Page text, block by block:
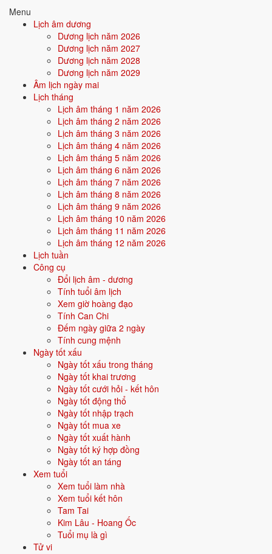
Menu
Lịch âm dương
Dương lịch năm 2026
Dương lịch năm 2027
Dương lịch năm 2028
Dương lịch năm 2029
Âm lịch ngày mai
Lịch tháng
Lịch âm tháng 1 năm 2026
Lịch âm tháng 2 năm 2026
Lịch âm tháng 3 năm 2026
Lịch âm tháng 4 năm 2026
Lịch âm tháng 5 năm 2026
Lịch âm tháng 6 năm 2026
Lịch âm tháng 7 năm 2026
Lịch âm tháng 8 năm 2026
Lịch âm tháng 9 năm 2026
Lịch âm tháng 10 năm 2026
Lịch âm tháng 11 năm 2026
Lịch âm tháng 12 năm 2026
Lịch tuần
Công cụ
Đổi lịch âm - dương
Tính tuổi âm lịch
Xem giờ hoàng đạo
Tính Can Chi
Đếm ngày giữa 2 ngày
Tính cung mệnh
Ngày tốt xấu
Ngày tốt xấu trong tháng
Ngày tốt khai trương
Ngày tốt cưới hỏi - kết hôn
Ngày tốt động thổ
Ngày tốt nhập trạch
Ngày tốt mua xe
Ngày tốt xuất hành
Ngày tốt ký hợp đồng
Ngày tốt an táng
Xem tuổi
Xem tuổi làm nhà
Xem tuổi kết hôn
Tam Tai
Kim Lâu - Hoang Ốc
Tuổi mụ là gì
Tử vi
Điểm mạnh:Quyết đoán, có khả năng dẫn dắt, biết cách áp đặt
và đạt mục tiêu.
Điểm cần lưu ý:Dễ va chạm, đối lập với hoàn cảnh, cần học
cách hòa hợp.
Bối cảnh vận khí khi sinh năm 1985
Người sinh năm1985rơi vào Vận 7 - Thất Xích Kim
trong chu kỳ Tam Nguyên Cửu Vận. Mệnh Kim sinh trong Vận 7 Thất
Xích Kim (Kim) - đồng hành cộng hưởng, vận khí khi sinh thuận theo
bản mệnh, tiềm năng phát huy mạnh trong thời đại của tài chính, giao
Tính chất vận:Tài chính, giao thương - Vận mở cửa kinh tế - thị
trường, doanh nhân, dotcom.
Quan hệ mệnh × vận:Kim - Kim bình hòa.
Vận năm 2026 Bính Ngọ cho người sinh năm 1985
(Bính Ngọ), người tuổi
thuộc nhómTrung niên. Quan hệ với Thái Tuế năm xem:
Tiểu nhân ngầm hại - đề phòng thị phi, kiện cáo, tranh chấp.
Năm 2026 người sinh năm 1985 nên tập trung gì?
41 (Trung niên), người sinh năm 1985 nên ưu tiên các chủ
Sức khỏe
Con cái - giáo dục
Đặt tên cho người sinh năm 1985 mệnh Kim
Khi đặt tên cho người sinh năm 1985
bộ chữ Hán thuộc hành bản mệnh hoặc hành tương sinh; tránh bộ chữ
thuộc hành tương khắc. Dưới đây là gợi ý cho